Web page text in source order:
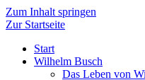
Zum Inhalt springen
Zur Startseite
Start
Wilhelm Busch
Das Leben von